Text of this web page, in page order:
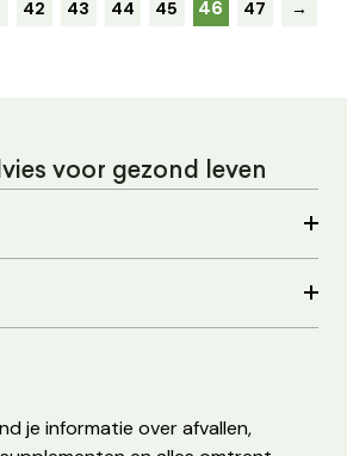
42 43 44 45 46 47 →
voor gezond leven
je informatie over afvallen,